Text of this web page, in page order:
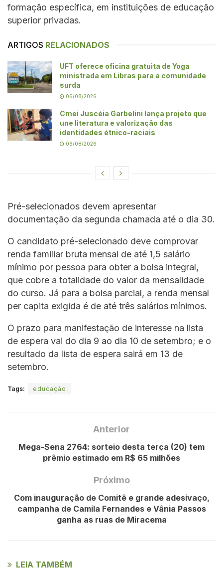
formação específica, em instituições de educação
superior privadas.
ARTIGOS RELACIONADOS
UFT oferece oficina gratuita de Yoga
ministrada em Libras para a comunidade
surda
06/08/2026
Cmei Juscéia Garbelini lança projeto que
une literatura e valorização das
identidades étnico-raciais
06/08/2026
Pré-selecionados devem apresentar
documentação da segunda chamada até o dia 30.
O candidato pré-selecionado deve comprovar
renda familiar bruta mensal de até 1,5 salário
mínimo por pessoa para obter a bolsa integral,
que cobre a totalidade do valor da mensalidade
do curso. Já para a bolsa parcial, a renda mensal
per capita exigida é de até três salários mínimos.
O prazo para manifestação de interesse na lista
de espera vai do dia 9 ao dia 10 de setembro; e o
resultado da lista de espera sairá em 13 de
setembro.
Tags: educação
Anterior
Mega-Sena 2764: sorteio desta terça (20) tem
prêmio estimado em R$ 65 milhões
Próximo
Com inauguração de Comitê e grande adesivaço,
campanha de Camila Fernandes e Vânia Passos
ganha as ruas de Miracema
LEIA TAMBÉM